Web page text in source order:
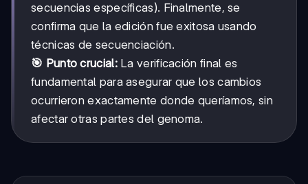
secuencias específicas). Finalmente, se
confirma que la edición fue exitosa usando
técnicas de secuenciación.
🎯 Punto crucial:La verificación final es
fundamental para asegurar que los cambios
ocurrieron exactamente donde queríamos, sin
afectar otras partes del genoma.